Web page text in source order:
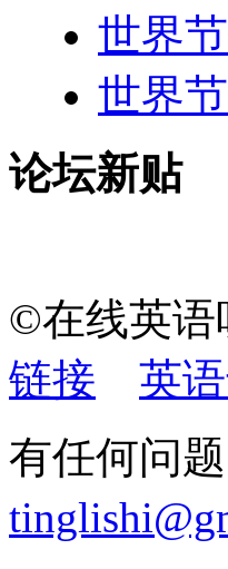
世界
世界
论坛新贴
©在线英
链接
英
有任何问